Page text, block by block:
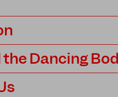
Dancing